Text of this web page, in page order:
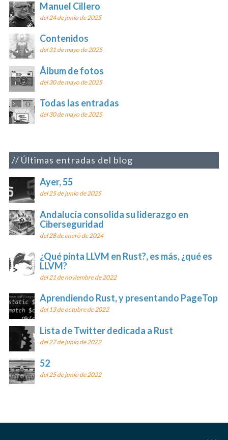
Manuel Cillero
del 24 de junio de 2025
Contenidos
del 31 de mayo de 2025
Álbum de fotos
del 30 de mayo de 2025
Todas las entradas
del 30 de mayo de 2025
Últimas entradas del blog
Ayer, 55
del 25 de junio de 2025
Andalucía consolida su liderazgo en
Ciberseguridad
del 28 de enero de 2024
¿Qué pinta LLVM en Rust?, es más, ¿qué es
LLVM?
del 21 de noviembre de 2022
Aprendiendo Rust, y presentando PageTop
del 13 de octubre de 2022
Lista de Twitter dedicada a Rust
del 27 de junio de 2022
52
del 25 de junio de 2022